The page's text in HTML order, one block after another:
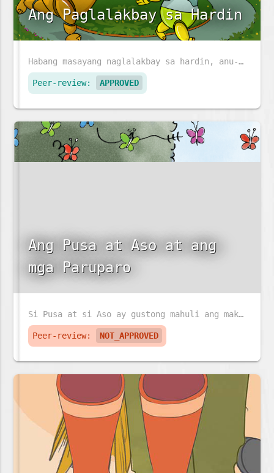
Ang Paglalakbay sa Hardin
Habang masayang naglalakbay sa hardin, anu-ano ang mga makikita ni Sophea at ng kanyang ina?
Peer-review: APPROVED
Ang Pusa at Aso at ang
mga Paruparo
Si Pusa at si Aso ay gustong mahuli ang makulay na paruparo. Pero ang paruparo ay sadyang napakabilis!
Peer-review: NOT_APPROVED